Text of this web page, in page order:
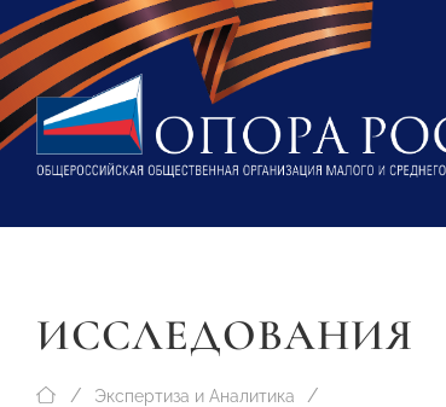
ИССЛЕДОВАНИЯ
Экспертиза и Аналитика